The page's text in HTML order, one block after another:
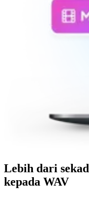
Lebih dari
kepada WAV